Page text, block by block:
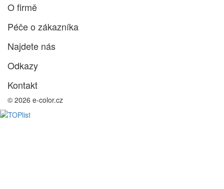
O firmě
Péče o zákazníka
Najdete nás
Odkazy
Kontakt
© 2026 e-color.cz